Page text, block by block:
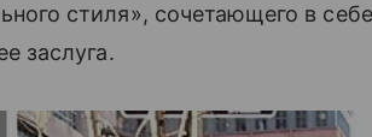
стиля», сочетающего в себе
заслуга.